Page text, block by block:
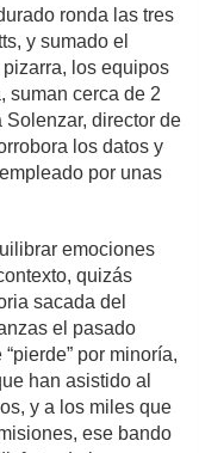
ronda las tres
y sumado el
los equipos
suman cerca de 2
Solenzar, director de
los datos y
por unas
emociones
quizás
sacada del
el pasado
por minoría,
han asistido al
y a los miles que
ese bando